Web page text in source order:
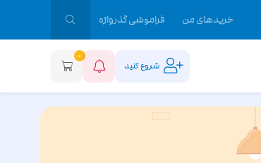
خریدهای من فراموشی گذرواژه
شروع کنید
0